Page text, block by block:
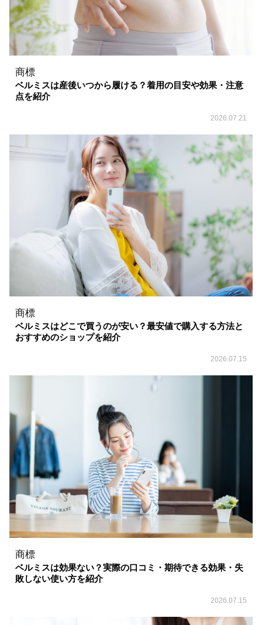
商標
ベルミスは産後いつから履ける？着用の目安や効果・注意
点を紹介
2026.07.21
商標
ベルミスはどこで買うのが安い？最安値で購入する方法と
おすすめのショップを紹介
2026.07.15
商標
ベルミスは効果ない？実際の口コミ・期待できる効果・失
敗しない使い方を紹介
2026.07.15